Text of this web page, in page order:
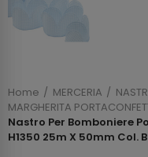
Home MERCERIA
MARGHERITA
Nastro Per Bomboniere
H1350 25m X 50mm Col.